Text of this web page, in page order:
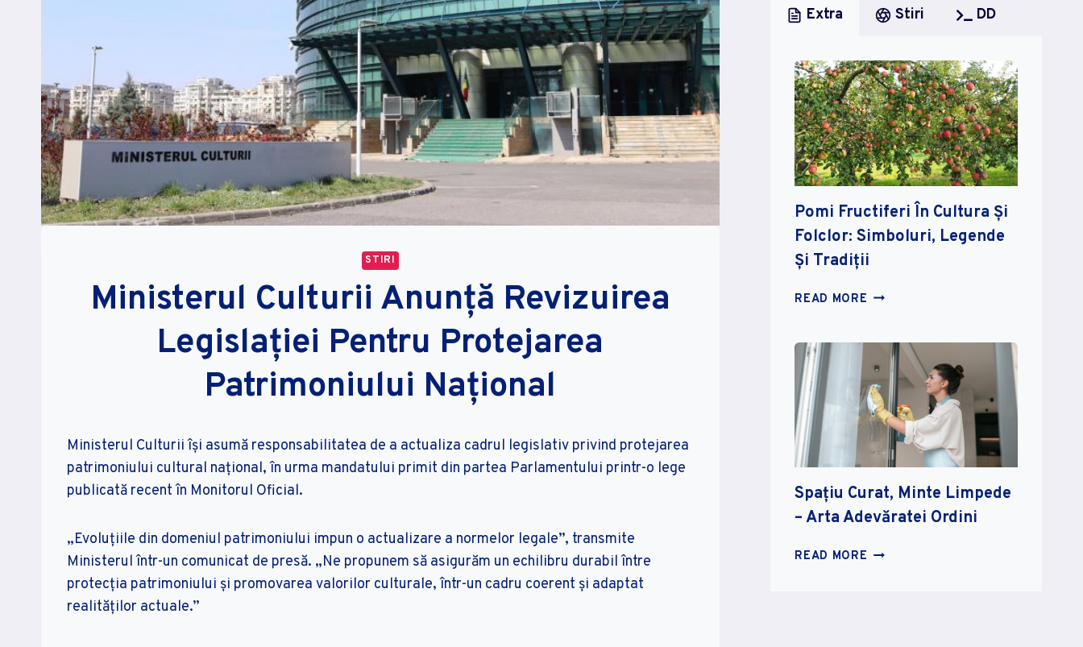
STIRI
Ministerul Culturii Anunță Revizuirea
Legislației Pentru Protejarea
Patrimoniului Național
Ministerul Culturii își asumă responsabilitatea de a actualiza cadrul legislativ privind protejarea
patrimoniului cultural național, în urma mandatului primit din partea Parlamentului printr-o lege
publicată recent în Monitorul Oficial.
„Evoluțiile din domeniul patrimoniului impun o actualizare a normelor legale”, transmite
Ministerul într-un comunicat de presă. „Ne propunem să asigurăm un echilibru durabil între
protecția patrimoniului și promovarea valorilor culturale, într-un cadru coerent și adaptat
realităților actuale.”
Extra Stiri DD
Pomi Fructiferi În Cultura Și
Folclor: Simboluri, Legende
Și Tradiții
READ MORE POMI
CULTURA
ȘI
FOLCLOR:
SIMBOLURI,
LEGENDE
ȘI
TRADIȚII
Spațiu Curat, Minte Limpede
– Arta Adevăratei Ordini
READ MORE SPAȚIU